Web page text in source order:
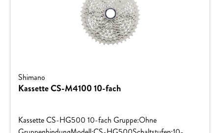
Shimano
Kassette CS-M4100 10-fach
Kassette CS-HG500 10-fach Gruppe:Ohne